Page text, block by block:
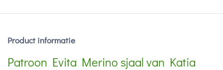
Product informatie
Patroon Evita Merino sjaal van Katia